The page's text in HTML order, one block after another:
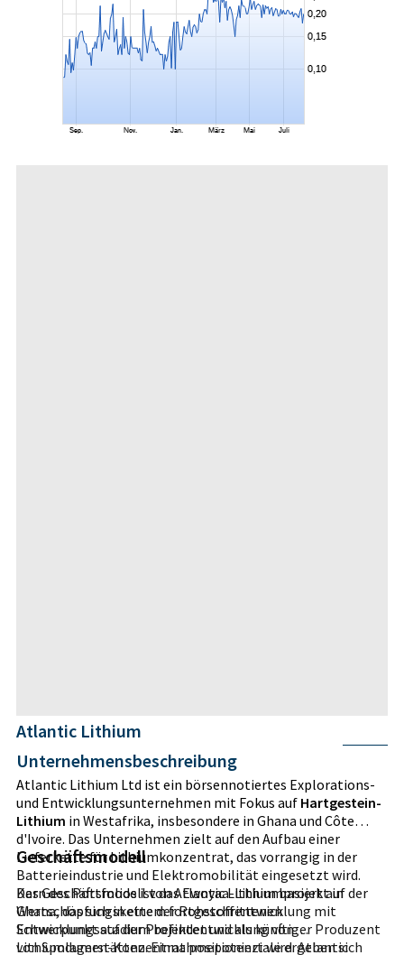
Atlantic Lithium
Unternehmensbeschreibung
Atlantic Lithium Ltd ist ein börsennotiertes Explorations-
und Entwicklungsunternehmen mit Fokus auf Hartgestein-
Lithium in Westafrika, insbesondere in Ghana und Côte
d'Ivoire. Das Unternehmen zielt auf den Aufbau einer
Lieferkette für Lithiumkonzentrat, das vorrangig in der
Batterieindustrie und Elektromobilität eingesetzt wird.
Kern des Portfolios ist das Ewoyaa-Lithiumprojekt in
Ghana, das sich in einem fortgeschrittenen
Entwicklungsstadium befindet und als künftiger Produzent
von Spodumen-Konzentrat positioniert wird. Atlantic
Geschäftsmodell
Das Geschäftsmodell von Atlantic Lithium basiert auf der
Wertschöpfungskette der Rohstoffentwicklung mit
Schwerpunkt auf der Projektentwicklung von
Lithiumlagerstätten. Einnahmepotenziale ergeben sich